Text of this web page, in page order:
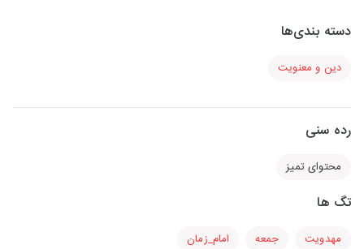
دسته بندی‌ها
دین و معنویت
رده سنی
محتوای تمیز
تگ ها
مهدویت جمعه امام_زمان